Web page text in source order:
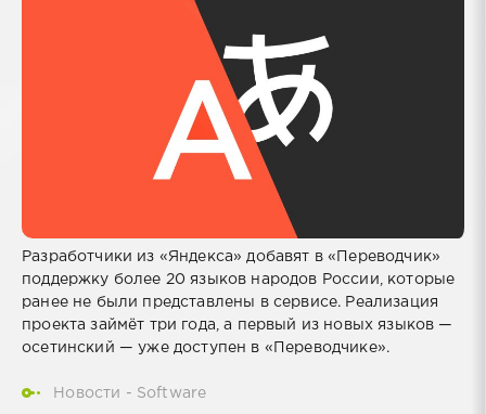
Разработчики из «Яндекса» добавят в «Переводчик»
поддержку более 20 языков народов России, которые
ранее не были представлены в сервисе. Реализация
проекта займёт три года, а первый из новых языков —
осетинский — уже доступен в «Переводчике».
Новости - Software